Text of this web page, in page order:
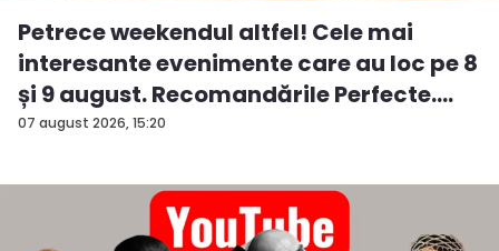
07 august 2026, 15:20
Petrece weekendul altfel! Cele mai
interesante evenimente care au loc pe 8
și 9 august. Recomandările Perfecte....